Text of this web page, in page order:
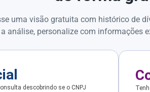
uma visão gratuita com histórico de
análise, personalize com informações
descobrindo se o CNPJ